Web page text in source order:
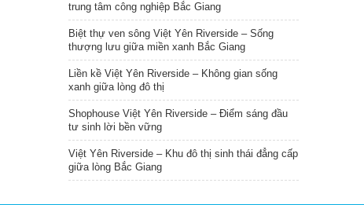
trung tâm công nghiệp Bắc Giang
Biệt thự ven sông Việt Yên Riverside – Sống
thượng lưu giữa miền xanh Bắc Giang
Liền kề Việt Yên Riverside – Không gian sống
xanh giữa lòng đô thị
Shophouse Việt Yên Riverside – Điểm sáng đầu
tư sinh lời bền vững
Việt Yên Riverside – Khu đô thị sinh thái đẳng cấp
giữa lòng Bắc Giang